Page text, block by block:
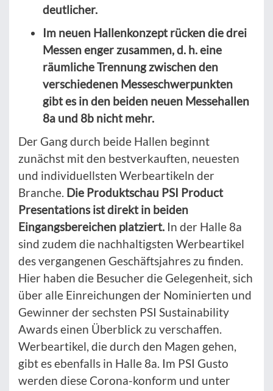
deutlicher.
Im neuen Hallenkonzept rücken die drei
Messen enger zusammen, d. h. eine
räumliche Trennung zwischen den
verschiedenen Messeschwerpunkten
gibt es in den beiden neuen Messehallen
8a und 8b nicht mehr.
Der Gang durch beide Hallen beginnt
zunächst mit den bestverkauften, neuesten
und individuellsten Werbeartikeln der
Branche. Die Produktschau PSI Product
Presentations ist direkt in beiden
Eingangsbereichen platziert. In der Halle 8a
sind zudem die nachhaltigsten Werbeartikel
des vergangenen Geschäftsjahres zu finden.
Hier haben die Besucher die Gelegenheit, sich
über alle Einreichungen der Nominierten und
Gewinner der sechsten PSI Sustainability
Awards einen Überblick zu verschaffen.
Werbeartikel, die durch den Magen gehen,
gibt es ebenfalls in Halle 8a. Im PSI Gusto
werden diese Corona-konform und unter